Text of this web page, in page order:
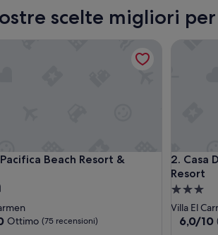
scelte migliori per
Beach Resort &
Beach Resort & Homes
Ottimo (75 recensioni)
2. Casa
Resort
Casa
Struttura
a
3.0
Villa El
6.0
6,0/10